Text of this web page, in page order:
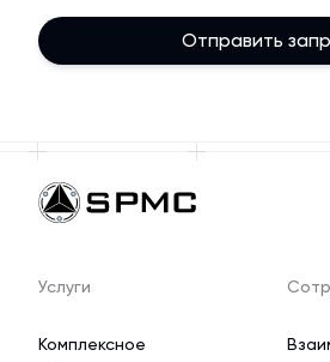
Отправить
Услуги
Комплексное